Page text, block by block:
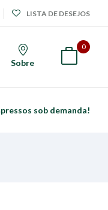
LISTA DE DESEJOS
Sobre
0
sob demanda!